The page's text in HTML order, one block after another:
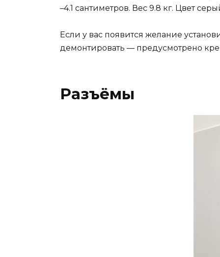
–4.1 сантиметров. Вес 9.8 кг. Цвет
Если у вас появится желание
демонтировать — предусмотрено
Разъёмы